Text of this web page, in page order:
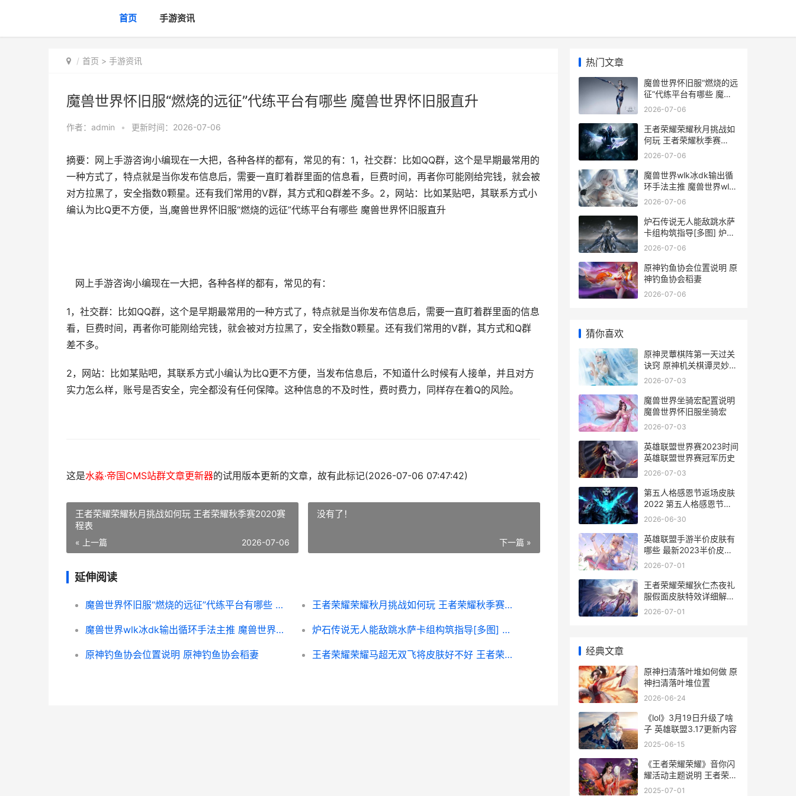
首页 手游资讯
首页 > 手游资讯
魔兽世界怀旧服“燃烧的远征”代练平台有哪些 魔兽世界怀旧服直升
作者： admin • 更新时间：2026-07-06
摘要：网上手游咨询小编现在一大把，各种各样的都有，常见的有：1，社交群：比如QQ群，这个是早期最常用的
一种方式了，特点就是当你发布信息后，需要一直盯着群里面的信息看，巨费时间，再者你可能刚给完钱，就会被
对方拉黑了，安全指数0颗星。还有我们常用的V群，其方式和Q群差不多。2，网站：比如某贴吧，其联系方式小
编认为比Q更不方便，当,魔兽世界怀旧服“燃烧的远征”代练平台有哪些 魔兽世界怀旧服直升
网上手游咨询小编现在一大把，各种各样的都有，常见的有：
1，社交群：比如QQ群，这个是早期最常用的一种方式了，特点就是当你发布信息后，需要一直盯着群里面的信息
看，巨费时间，再者你可能刚给完钱，就会被对方拉黑了，安全指数0颗星。还有我们常用的V群，其方式和Q群
差不多。
2，网站：比如某贴吧，其联系方式小编认为比Q更不方便，当发布信息后，不知道什么时候有人接单，并且对方
实力怎么样，账号是否安全，完全都没有任何保障。这种信息的不及时性，费时费力，同样存在着Q的风险。
这是水淼·帝国CMS站群文章更新器的试用版本更新的文章，故有此标记(2026-07-06 07:47:42)
王者荣耀荣耀秋月挑战如何玩 王者荣耀秋季赛2020赛
程表
« 上一篇 2026-07-06
没有了！
下一篇 »
延伸阅读
魔兽世界怀旧服“燃烧的远征”代练平台有哪些 魔兽世界怀旧服直升 王者荣耀荣耀秋月挑战如何玩 王者荣耀秋季赛2020赛程表
魔兽世界wlk冰dk输出循环手法主推 魔兽世界wlk冰DK雕文 炉石传说无人能敌跳水萨卡组构筑指导[多图] 炉石有人机有什么特征
原神钓鱼协会位置说明 原神钓鱼协会稻妻 王者荣耀荣耀马超无双飞将皮肤好不好 王者荣耀马仔
热门文章
魔兽世界怀旧服“燃烧的远
征”代练平台有哪些 魔兽
世界怀旧服直升
2026-07-06
王者荣耀荣耀秋月挑战如
何玩 王者荣耀秋季赛
2020赛程表
2026-07-06
魔兽世界wlk冰dk输出循
环手法主推 魔兽世界wlk
冰DK雕文
2026-07-06
炉石传说无人能敌跳水萨
卡组构筑指导[多图] 炉石
有人机有什么特征
2026-07-06
原神钓鱼协会位置说明 原
神钓鱼协会稻妻
2026-07-06
猜你喜欢
原神灵蕈棋阵第一天过关
诀窍 原神机关棋谭灵妙之
局第三关
2026-07-03
魔兽世界坐骑宏配置说明
魔兽世界怀旧服坐骑宏
2026-07-03
英雄联盟世界赛2023时间
英雄联盟世界赛冠军历史
2026-07-03
第五人格感恩节返场皮肤
2022 第五人格感恩节返
场皮肤2024
2026-06-30
英雄联盟手游半价皮肤有
哪些 最新2023半价皮肤
活动介绍
2026-07-01
王者荣耀荣耀狄仁杰夜礼
服假面皮肤特效详细解答
王者荣耀荣耀狄仁杰称号
2026-07-01
经典文章
原神扫清落叶堆如何做 原
神扫清落叶堆位置
2026-06-24
《lol》3月19日升级了啥
子 英雄联盟3.17更新内容
2025-06-15
《王者荣耀荣耀》音你闪
耀活动主题说明 王者荣耀
荣耀印记多少星
2025-07-01